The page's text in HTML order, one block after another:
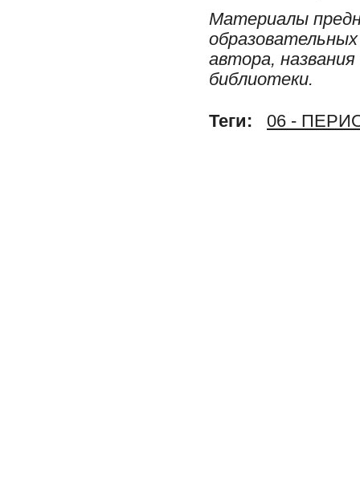
Материалы
автора,
библиотеки.
Теги: 06 -